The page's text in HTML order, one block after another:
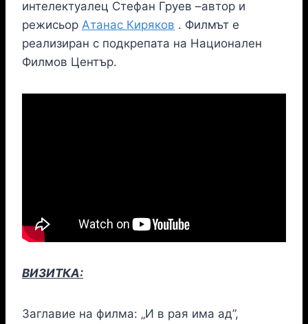
интелектуалец Стефан Груев –автор и
режисьор Атанас Киряков . Филмът е
реализиран с подкрепата на Национален
Филмов Център.
ВИЗИТКА:
Заглавие на филма: „И в рая има ад”,